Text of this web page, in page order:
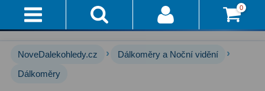
0
Přihlášení
Affiliate
Akce!
Hvězdářské dalekohledy
NoveDalekohledy.cz › Dálkoměry a Noční vidění ›
Dálkoměry